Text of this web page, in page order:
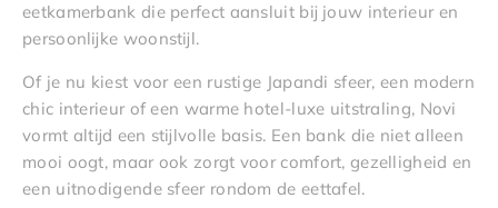
eetkamerbank die perfect aansluit bij jouw interieur en
persoonlijke woonstijl.
Of je nu kiest voor een rustige Japandi sfeer, een modern
chic interieur of een warme hotel-luxe uitstraling, Novi
vormt altijd een stijlvolle basis. Een bank die niet alleen
mooi oogt, maar ook zorgt voor comfort, gezelligheid en
een uitnodigende sfeer rondom de eettafel.